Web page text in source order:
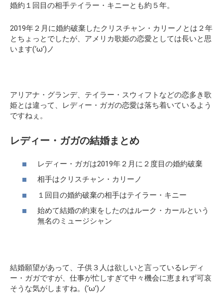
婚約１回目の相手テイラー・キニーとも約５年。
2019年２月に婚約破棄したクリスチャン・カリーノとは２年
とちょっとでしたが、アメリカ歌姫の恋愛としては長いと思
います(‘ω’)ノ
アリアナ・グランデ、テイラー・スウィフトなどの恋多き歌
姫とは違って、レディー・ガガの恋愛は落ち着いているよう
ですねぇ。
レディー・ガガの結婚まとめ
レディー・ガガは2019年２月に２度目の婚約破棄
相手はクリスチャン・カリーノ
１回目の婚約破棄の相手はテイラー・キニー
始めて結婚の約束をしたのはルーク・カールという
無名のミュージシャン
結婚願望があって、子供３人は欲しいと言っているレディ
ー・ガガですが、仕事が忙しすぎて中々機会に恵まれず可哀
そうな気がしますね。(‘ω’)ノ